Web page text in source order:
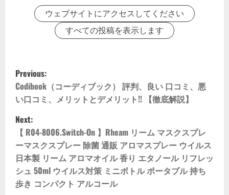
ウェブサイトにアクセスしてください
すべての投稿を表示します
P
o
s
n
a
Previous:
Codibook（コーディブック） 評判、良い 口コミ、悪
い口コミ、メリットとデメリット!! 【徹底解説】
Next:
【 R04-8006.Switch-On 】Rheam リーム マスクスプレ
ーマスクスプレー 除菌 通販 アロマスプレー ウイルス
日本製 リーム アロマオイル 香り エタノール リフレッ
シュ 50ml ウイルス対策 ミニボトル ポータブル 持ち
歩き コンパクト アルコール